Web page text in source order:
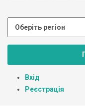
Вхід
Реєстрація